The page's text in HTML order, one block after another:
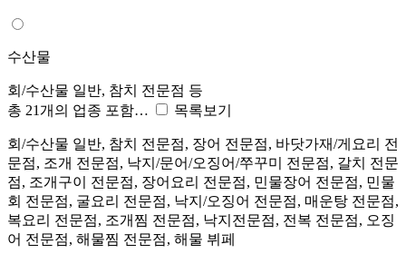
수산물
회/수산물 일반, 참치 전문점 등
총 21개의 업종 포함…
목록보기
회/수산물 일반, 참치 전문점, 장어 전문점, 바닷가재/게요리 전
문점, 조개 전문점, 낙지/문어/오징어/쭈꾸미 전문점, 갈치 전문
점, 조개구이 전문점, 장어요리 전문점, 민물장어 전문점, 민물
회 전문점, 굴요리 전문점, 낙지/오징어 전문점, 매운탕 전문점,
복요리 전문점, 조개찜 전문점, 낙지전문점, 전복 전문점, 오징
어 전문점, 해물찜 전문점, 해물 뷔페